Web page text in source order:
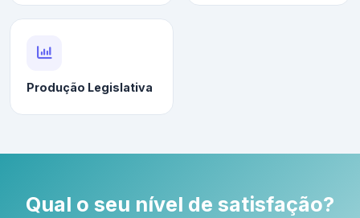
Produção Legislativa
Qual o seu nível de satisfação?